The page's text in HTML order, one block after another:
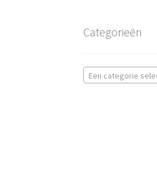
Categorieën
Een categorie